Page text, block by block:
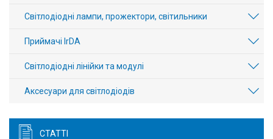
Світлодіодні лампи, прожектори, світильники
Приймачі IrDA
Світлодіодні лінійки та модулі
Аксесуари для світлодіодів
СТАТТІ